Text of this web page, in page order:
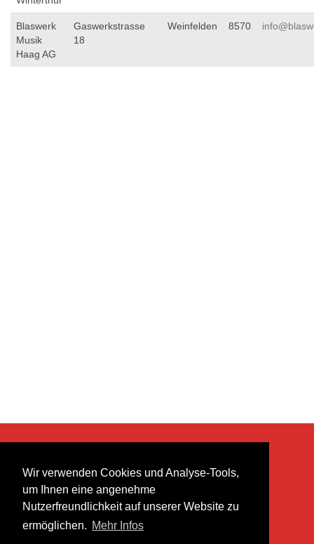
Wir verwenden Cookies und Analyse-Tools,
um Ihnen eine angenehme
Nutzerfreundlichkeit auf unserer Website zu
ermöglichen. Mehr Infos
Blaswerk
Musik
Haag AG
Gaswerkstrasse
18
Weinfelden 8570
heer musik ag
Lättenstrasse 35
8952 Schlieren
info@heermusic.com